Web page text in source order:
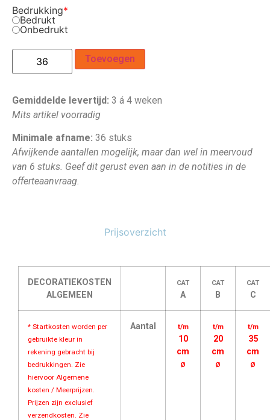
*
Bedrukking
Bedrukt
Onbedrukt
Toevoegen
Gemiddelde levertijd: 3 á 4 weken
Mits artikel voorradig
Minimale afname: 36 stuks
Afwijkende aantallen mogelijk, maar dan wel in meervoud
van 6 stuks. Geef dit gerust even aan in de notities in de
offerteaanvraag.
Prijsoverzicht
DECORATIEKOSTEN
ALGEMEEN
CAT
A
CAT
B
CAT
C
* Startkosten worden per
gebruikte kleur in
rekening gebracht bij
bedrukkingen. Zie
hiervoor Algemene
kosten / Meerprijzen.
Prijzen zijn exclusief
verzendkosten. Zie
Aantal t/m
10
cm
Ø
t/m
20
cm
Ø
t/m
35
cm
Ø